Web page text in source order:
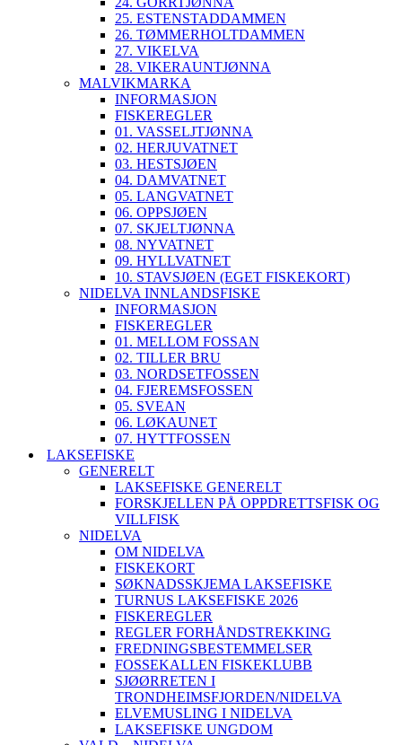
25. ESTENSTADDAMMEN
26. TØMMERHOLTDAMMEN
27. VIKELVA
28. VIKERAUNTJØNNA
MALVIKMARKA
INFORMASJON
FISKEREGLER
01. VASSELJTJØNNA
02. HERJUVATNET
03. HESTSJØEN
04. DAMVATNET
05. LANGVATNET
06. OPPSJØEN
07. SKJELTJØNNA
08. NYVATNET
09. HYLLVATNET
10. STAVSJØEN (EGET FISKEKORT)
NIDELVA INNLANDSFISKE
INFORMASJON
FISKEREGLER
01. MELLOM FOSSAN
02. TILLER BRU
03. NORDSETFOSSEN
04. FJEREMSFOSSEN
05. SVEAN
06. LØKAUNET
07. HYTTFOSSEN
LAKSEFISKE
GENERELT
LAKSEFISKE GENERELT
FORSKJELLEN PÅ OPPDRETTSFISK OG
VILLFISK
NIDELVA
OM NIDELVA
FISKEKORT
SØKNADSSKJEMA LAKSEFISKE
TURNUS LAKSEFISKE 2026
FISKEREGLER
REGLER FORHÅNDSTREKKING
FREDNINGSBESTEMMELSER
FOSSEKALLEN FISKEKLUBB
SJØØRRETEN I
TRONDHEIMSFJORDEN/NIDELVA
ELVEMUSLING I NIDELVA
LAKSEFISKE UNGDOM